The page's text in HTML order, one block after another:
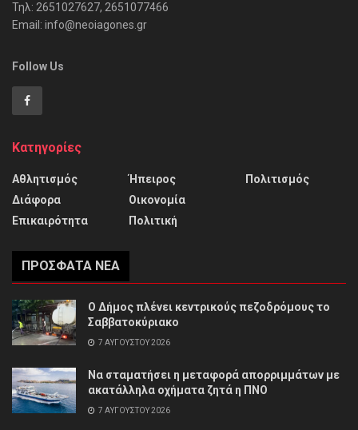
Τηλ: 2651027627, 2651077466
Email: info@neoiagones.gr
Follow Us
Κατηγορίες
Αθλητισμός
Διάφορα
Επικαιρότητα
Ήπειρος
Οικονομία
Πολιτική
Πολιτισμός
ΠΡΌΣΦΑΤΑ ΝΈΑ
Ο Δήμος πλένει κεντρικούς πεζοδρόμους το
Σαββατοκύριακο
7 ΑΥΓΟΎΣΤΟΥ 2026
Να σταματήσει η μεταφορά απορριμμάτων με
ακατάλληλα οχήματα ζητά η ΠΝΟ
7 ΑΥΓΟΎΣΤΟΥ 2026